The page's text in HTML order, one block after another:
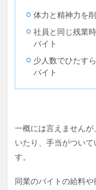
体力と精神力を
社員と同じ残業
バイト
少人数でひたす
バイト
一概には言えません
いたり、手当がつい
す。
同業のバイトの給料や